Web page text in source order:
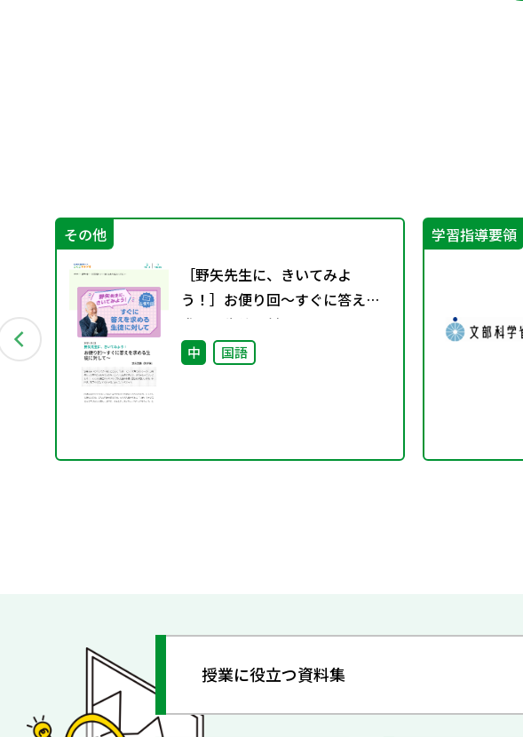
その他
［野矢先生に、きいてみよ
う！］お便り回～すぐに答えを
求める生徒に対して～
中 国語
学習指導要領
授業に役立つ資料集